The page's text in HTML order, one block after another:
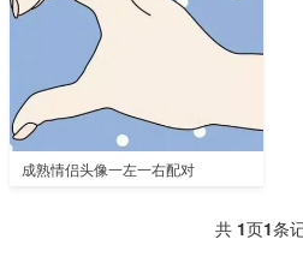
成熟情侣头像一左一右配对
共 1页1条